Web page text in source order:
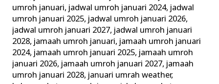
umroh januari, jadwal umroh januari 2024, jadwal
umroh januari 2025, jadwal umroh januari 2026,
jadwal umroh januari 2027, jadwal umroh januari
2028, jamaah umroh januari, jamaah umroh januari
2024, jamaah umroh januari 2025, jamaah umroh
januari 2026, jamaah umroh januari 2027, jamaah
umroh januari 2028, januari umrah weather,